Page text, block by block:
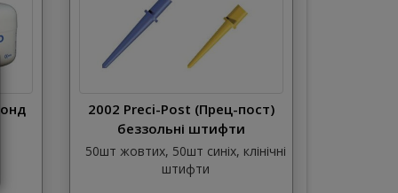
2002 Preci-Post (Прец-пост)
беззольні штифти
50шт жовтих, 50шт синіх, клінічні
штифти